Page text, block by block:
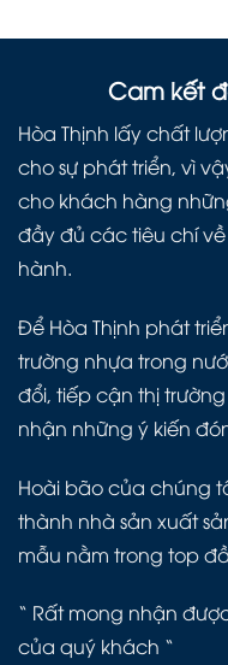
Cam kết
Hòa Thịnh lấy chất
cho sự phát triển, vì
cho khách hàng
đầy đủ các tiêu chí
hành.
Để Hòa Thịnh phát
trường nhựa trong
đổi, tiếp cận thị
nhận những ý kiến
Hoài bão của chúng
thành nhà sản xuất
mẫu nằm trong top
“ Rất mong nhận
của quý khách “